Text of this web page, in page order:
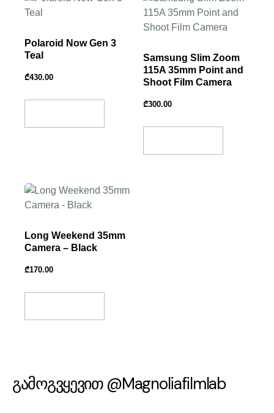
Polaroid Now Gen 3
Teal
₾430.00
Samsung Slim Zoom
115A 35mm Point and
Shoot Film Camera
₾300.00
Long Weekend 35mm
Camera – Black
₾170.00
გამოგვყევით @Magnoliafilmlab